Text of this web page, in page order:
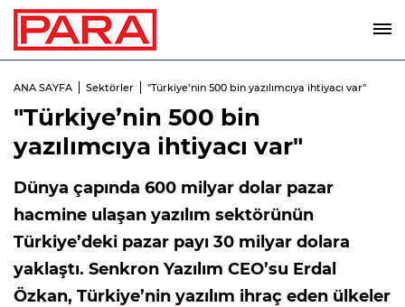
ANA SAYFA Sektörler "Türkiye’nin 500 bin yazılımcıya ihtiyacı var"
"Türkiye’nin 500 bin
yazılımcıya ihtiyacı var"
Dünya çapında 600 milyar dolar pazar
hacmine ulaşan yazılım sektörünün
Türkiye’deki pazar payı 30 milyar dolara
yaklaştı. Senkron Yazılım CEO’su Erdal
Özkan, Türkiye’nin yazılım ihraç eden ülkeler